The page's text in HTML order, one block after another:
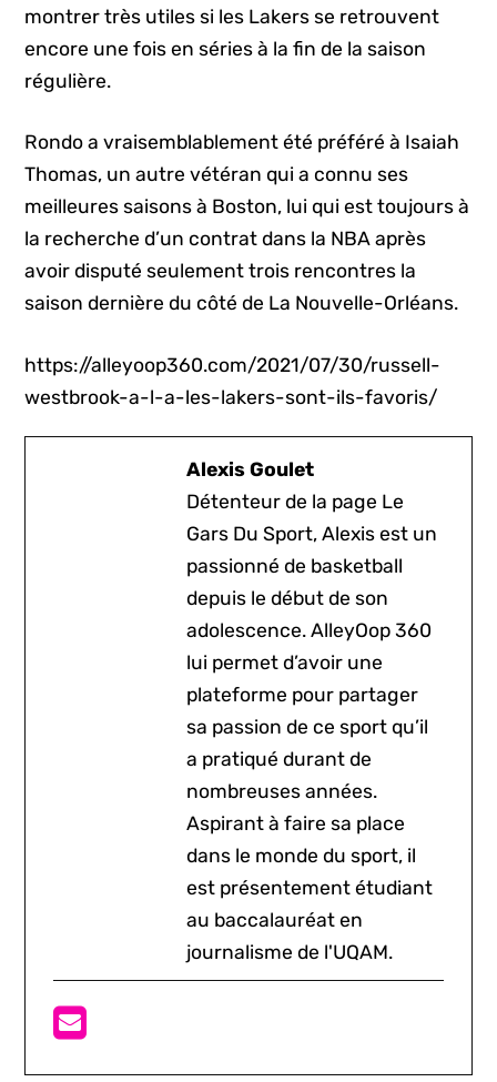
montrer très utiles si les Lakers se retrouvent
encore une fois en séries à la fin de la saison
régulière.
Rondo a vraisemblablement été préféré à Isaiah
Thomas, un autre vétéran qui a connu ses
meilleures saisons à Boston, lui qui est toujours à
la recherche d’un contrat dans la NBA après
avoir disputé seulement trois rencontres la
saison dernière du côté de La Nouvelle-Orléans.
https://alleyoop360.com/2021/07/30/russell-
westbrook-a-l-a-les-lakers-sont-ils-favoris/
Alexis Goulet
Détenteur de la page Le
Gars Du Sport, Alexis est un
passionné de basketball
depuis le début de son
adolescence. AlleyOop 360
lui permet d’avoir une
plateforme pour partager
sa passion de ce sport qu’il
a pratiqué durant de
nombreuses années.
Aspirant à faire sa place
dans le monde du sport, il
est présentement étudiant
au baccalauréat en
journalisme de l'UQAM.